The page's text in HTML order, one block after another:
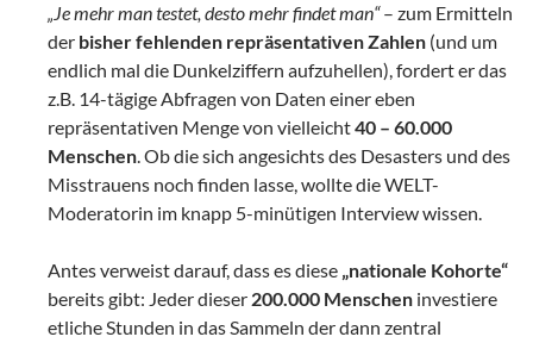
„Je mehr man testet, desto mehr findet man“– zum Ermitteln
der bisher fehlenden repräsentativen Zahlen (und um
endlich mal die Dunkelziffern aufzuhellen), fordert er das
z.B. 14-tägige Abfragen von Daten einer eben
repräsentativen Menge von vielleicht40 – 60.000
Menschen. Ob die sich angesichts des Desasters und des
Misstrauens noch finden lasse, wollte die WELT-
Moderatorin im knapp 5-minütigen Interview wissen.
Antes verweist darauf, dass es diese „nationale Kohorte“
bereits gibt: Jeder dieser 200.000 Menschen investiere
etliche Stunden in das Sammeln der dann zentral